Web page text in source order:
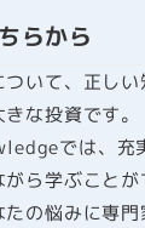
らから
いて、正しい
な投資です。
では、充
ら学ぶことが
の悩みに専門